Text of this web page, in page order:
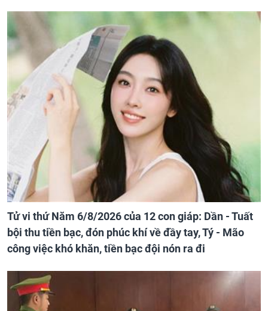
Tử vi thứ Năm 6/8/2026 của 12 con giáp: Dần - Tuất
bội thu tiền bạc, đón phúc khí về đầy tay, Tý - Mão
công việc khó khăn, tiền bạc đội nón ra đi